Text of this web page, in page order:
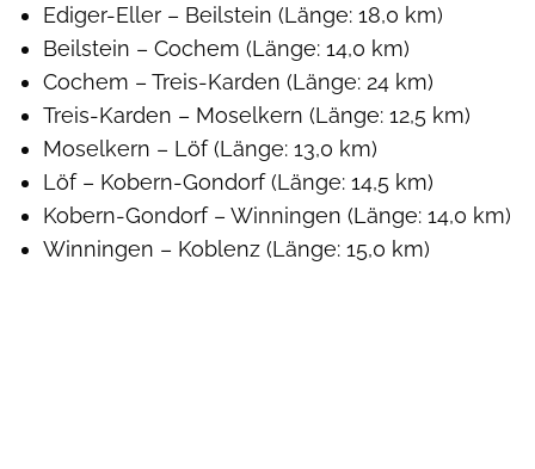
Ediger-Eller – Beilstein (Länge: 18,0 km)
Beilstein – Cochem (Länge: 14,0 km)
Cochem – Treis-Karden (Länge: 24 km)
Treis-Karden – Moselkern (Länge: 12,5 km)
Moselkern – Löf (Länge: 13,0 km)
Löf – Kobern-Gondorf (Länge: 14,5 km)
Kobern-Gondorf – Winningen (Länge: 14,0 km)
Winningen – Koblenz (Länge: 15,0 km)